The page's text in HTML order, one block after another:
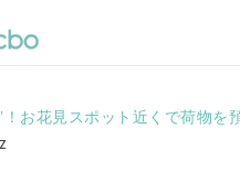
！お花見スポット近くで荷物